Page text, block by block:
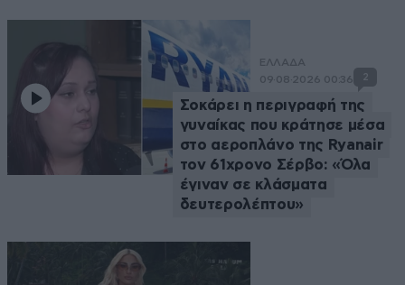
ΕΛΛΑΔΑ
09·08·2026 00:36
2
Σοκάρει η περιγραφή της
γυναίκας που κράτησε μέσα
στο αεροπλάνο της Ryanair
τον 61χρονο Σέρβο: «Όλα
έγιναν σε κλάσματα
δευτερολέπτου»